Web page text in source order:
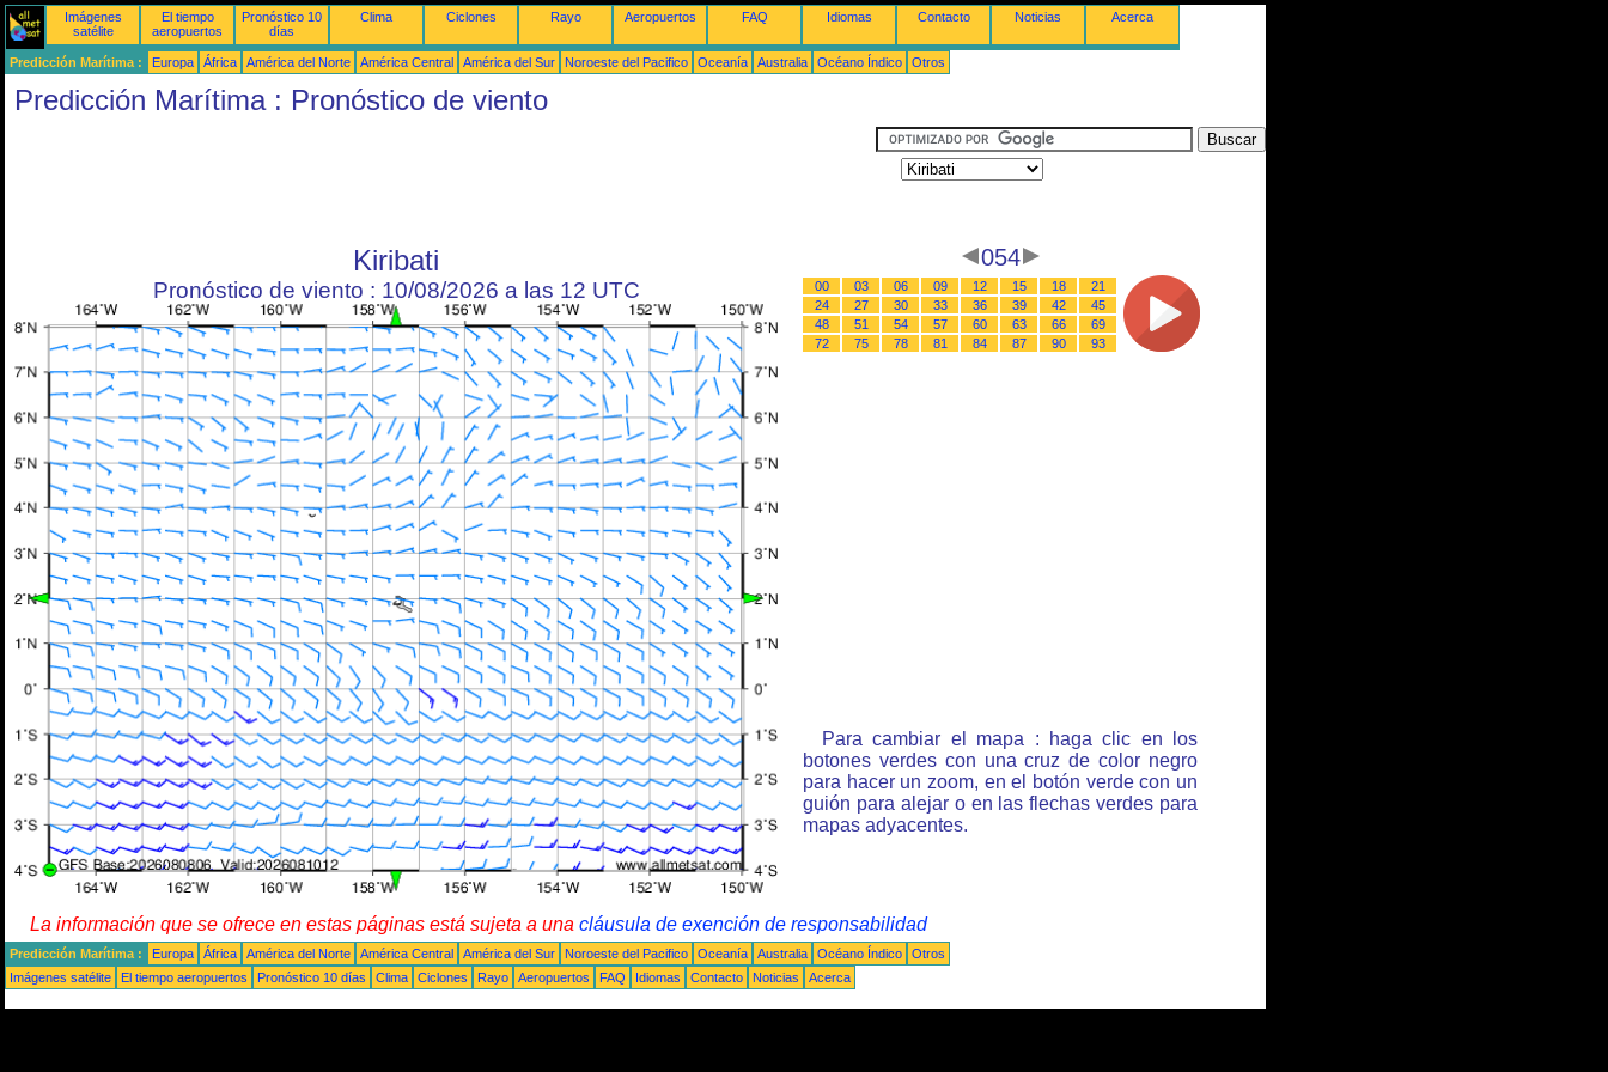
Imágenes
satélite
El tiempo
aeropuertos
Pronóstico 10
días
Clima Ciclones Rayo Aeropuertos FAQ Idiomas Contacto Noticias Acerca
Predicción Marítima : Europa África América del Norte América Central América del Sur Noroeste del Pacifico Oceanía Australia Océano Índico Otros
Predicción Marítima : Pronóstico de viento
Kiribati
Pronóstico de viento : 10/08/2026 a las 12 UTC
054
00 03 06 09 12 15 18
21
24
27 30 33 36 39 42
45
48
51 54 57 60 63 66
69
72
75 78 81 84 87 90 93
Para cambiar el mapa : haga clic en los
botones verdes con una cruz de color negro
para hacer un zoom, en el botón verde con un
guión para alejar o en las flechas verdes para
mapas adyacentes.
La información que se ofrece en estas páginas está sujeta a una cláusula de exención de responsabilidad
Predicción Marítima : Europa África América del Norte América Central América del Sur Noroeste del Pacifico Oceanía Australia Océano Índico
Otros
Imágenes satélite
El tiempo aeropuertos Pronóstico 10 días Clima Ciclones Rayo Aeropuertos FAQ Idiomas Contacto Noticias Acerca